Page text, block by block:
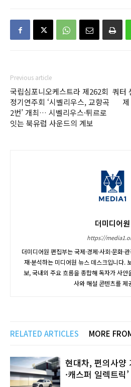
Previous article
국립심포니오케스트라 제262회
정기연주회 ‘시벨리우스, 교향곡
2번’ 개최… 시벨리우스·튀르로
잇는 북유럽 사운드의 계보
쿼터
더미디어원
https://
더미디어원 편집부는 국제·경제·사회·문화·
재·분석하는 미디어원 뉴스 데스크입니다.
보, 국내외 주요 흐름을 종합해 독자가 사안
사와 해설 콘텐츠를 제
RELATED ARTICLES MORE
현대차, 편의사양
·캐스퍼 일렉트릭